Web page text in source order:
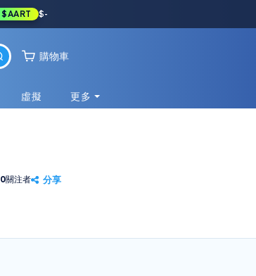
$AART $-
購物車
虛擬 更多
0關注者 分享